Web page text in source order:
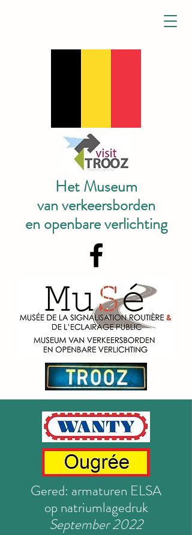
Het Museum
van verkeersborden
en openbare verlichting
Gered: armaturen ELSA
op natriumlagedruk
September 2022